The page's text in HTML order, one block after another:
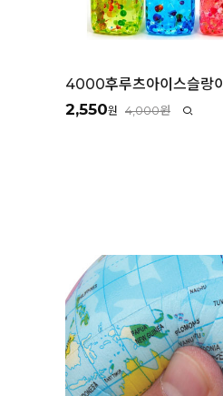
4000후루츠아이스슬랑이
2,550원 4,000원